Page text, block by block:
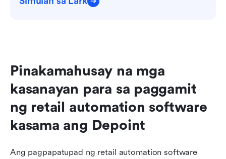
Pinakamahusay na mga
kasanayan para sa paggamit
ng retail automation software
kasama ang Depoint
Ang pagpapatupad ng retail automation software